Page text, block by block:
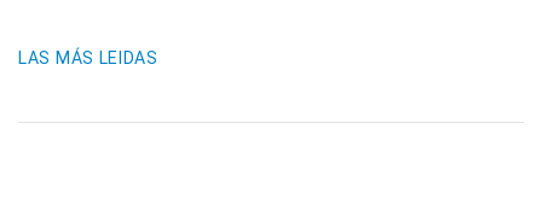
LAS MÁS LEIDAS